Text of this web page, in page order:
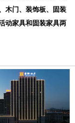
木门、装饰板、固装
动家具和固装家具两